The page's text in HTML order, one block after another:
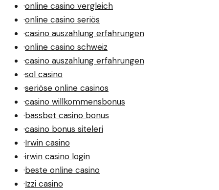
·online casino vergleich
·online casino seriös
·casino auszahlung erfahrungen
·online casino schweiz
·casino auszahlung erfahrungen
·sol casino
·seriöse online casinos
·casino willkommensbonus
·bassbet casino bonus
·casino bonus siteleri
·Irwin casino
·irwin casino login
·beste online casino
·Izzi casino